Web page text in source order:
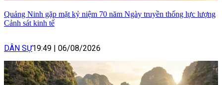
Quảng Ninh gặp mặt kỷ niệm 70 năm Ngày truyền thống lực lượng
Cảnh sát kinh tế
DÂN SỰ19:49 | 06/08/2026